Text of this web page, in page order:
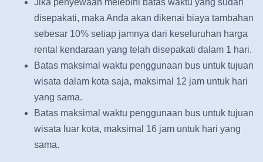
Jika penyewaan melebihi batas waktu yang sudah
disepakati, maka Anda akan dikenai biaya tambahan
sebesar 10% setiap jamnya dari keseluruhan harga
rental kendaraan yang telah disepakati dalam 1 hari.
Batas maksimal waktu penggunaan bus untuk tujuan
wisata dalam kota saja, maksimal 12 jam untuk hari
yang sama.
Batas maksimal waktu penggunaan bus untuk tujuan
wisata luar kota, maksimal 16 jam untuk hari yang
sama.